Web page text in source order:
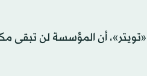
أن المؤسسة لن تبقى